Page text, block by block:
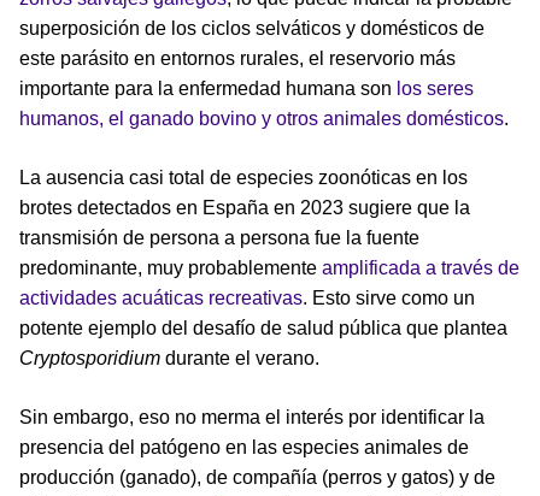
superposición de los ciclos selváticos y domésticos de
este parásito en entornos rurales, el reservorio más
importante para la enfermedad humana son los seres
humanos, el ganado bovino y otros animales domésticos.
La ausencia casi total de especies zoonóticas en los
brotes detectados en España en 2023 sugiere que la
transmisión de persona a persona fue la fuente
predominante, muy probablemente amplificada a través de
actividades acuáticas recreativas. Esto sirve como un
potente ejemplo del desafío de salud pública que plantea
Cryptosporidium durante el verano.
Sin embargo, eso no merma el interés por identificar la
presencia del patógeno en las especies animales de
producción (ganado), de compañía (perros y gatos) y de